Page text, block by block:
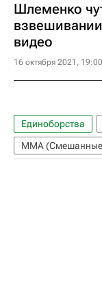
Шлеменко
видео
16 октября 2021, 19:00
Единоборства
ММА (Смешанные